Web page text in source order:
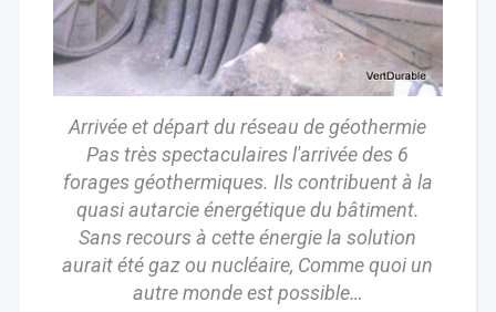
Arrivée et départ du réseau de géothermie
Pas très spectaculaires l'arrivée des 6
forages géothermiques. Ils contribuent à la
quasi autarcie énergétique du bâtiment.
Sans recours à cette énergie la solution
aurait été gaz ou nucléaire, Comme quoi un
autre monde est possible…